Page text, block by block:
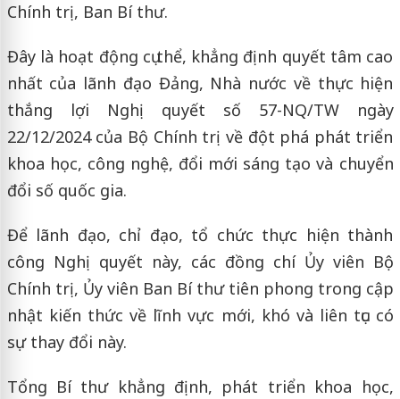
Chính trị, Ban Bí thư.
Đây là hoạt động cụ thể, khẳng định quyết tâm cao
nhất của lãnh đạo Đảng, Nhà nước về thực hiện
thắng lợi Nghị quyết số 57-NQ/TW ngày
22/12/2024 của Bộ Chính trị về đột phá phát triển
khoa học, công nghệ, đổi mới sáng tạo và chuyển
đổi số quốc gia.
Để lãnh đạo, chỉ đạo, tổ chức thực hiện thành
công Nghị quyết này, các đồng chí Ủy viên Bộ
Chính trị, Ủy viên Ban Bí thư tiên phong trong cập
nhật kiến thức về lĩnh vực mới, khó và liên tục có
sự thay đổi này.
Tổng Bí thư khẳng định, phát triển khoa học,